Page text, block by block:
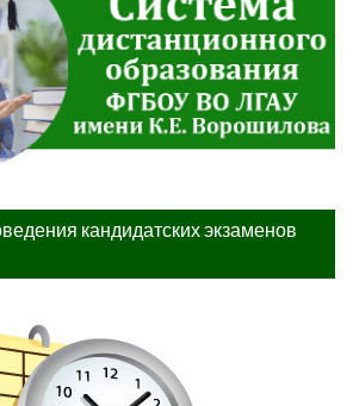
кандидатских экзаменов